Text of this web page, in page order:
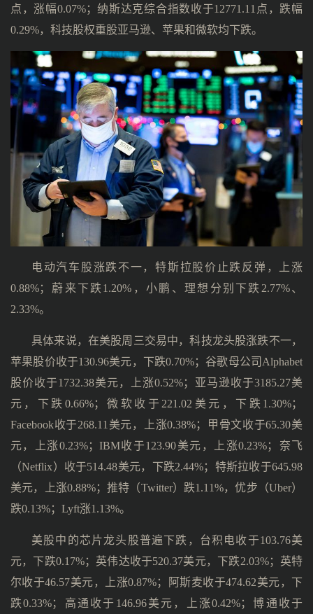
点，涨幅0.07%；纳斯达克综合指数收于12771.11点，跌幅
0.29%，科技股权重股亚马逊、苹果和微软均下跌。
电动汽车股涨跌不一，特斯拉股价止跌反弹，上涨
0.88%；蔚来下跌1.20%，小鹏、理想分别下跌2.77%、
2.33%。
具体来说，在美股周三交易中，科技龙头股涨跌不一，
苹果股价收于130.96美元，下跌0.70%；谷歌母公司Alphabet
股价收于1732.38美元，上涨0.52%；亚马逊收于3185.27美
元，下跌0.66%；微软收于221.02美元，下跌1.30%；
Facebook收于268.11美元，上涨0.38%；甲骨文收于65.30美
元，上涨0.23%；IBM收于123.90美元，上涨0.23%；奈飞
（Netflix）收于514.48美元，下跌2.44%；特斯拉收于645.98
美元，上涨0.88%；推特（Twitter）跌1.11%，优步（Uber）
跌0.13%；Lyft涨1.13%。
美股中的芯片龙头股普遍下跌，台积电收于103.76美
元，下跌0.17%；英伟达收于520.37美元，下跌2.03%；英特
尔收于46.57美元，上涨0.87%；阿斯麦收于474.62美元，下
跌0.33%；高通收于146.96美元，上涨0.42%；博通收于